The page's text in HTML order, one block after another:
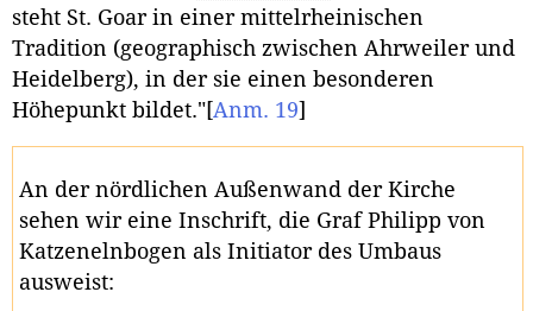
steht St. Goar in einer mittelrheinischen
Tradition (geographisch zwischen Ahrweiler und
Heidelberg), in der sie einen besonderen
Höhepunkt bildet."[Anm. 19]
An der nördlichen Außenwand der Kirche
sehen wir eine Inschrift, die Graf Philipp von
Katzenelnbogen als Initiator des Umbaus
ausweist: